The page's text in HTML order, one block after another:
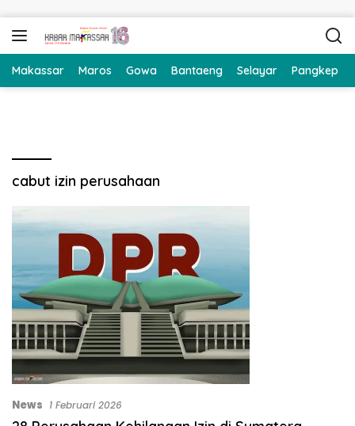
Makassar Maros Gowa Bantaeng Selayar Pangkep
cabut izin perusahaan
News 1 Februari 2026